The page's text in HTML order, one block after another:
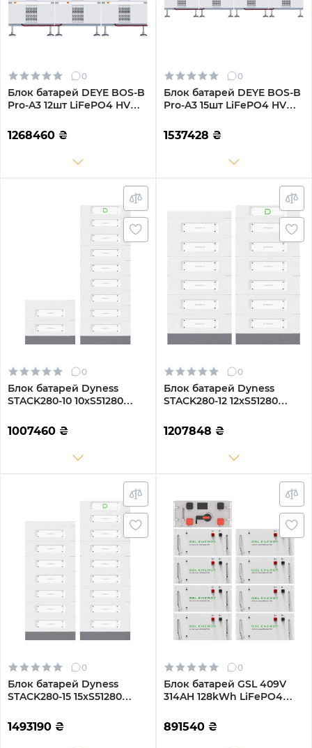
0
Блок батарей DEYE BOS-B
Pro-A3 12шт LiFePO4 HV
(BOS-B-PRO-192kWh)
1268460 ₴
0
Блок батарей DEYE BOS-B
Pro-A3 15шт LiFePO4 HV
(BOS-B-PRO-240kWh)
1537428 ₴
0
Блок батарей Dyness
STACK280-10 10xS51280
LiFePO4 SBDU280
(STACK280-10-143kWh)
1007460 ₴
0
Блок батарей Dyness
STACK280-12 12xS51280
LiFePO4 SBDU280
(STACK280-12-172kWh)
1207848 ₴
0
Блок батарей Dyness
STACK280-15 15xS51280
LiFePO4 SBDU280
(STACK280-15-215kWh)
1493190 ₴
0
Блок батарей GSL 409V
314AH 128kWh LiFePO4
891540 ₴